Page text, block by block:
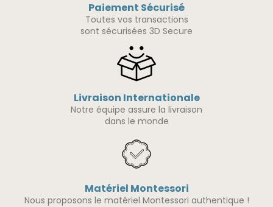
Paiement Sécurisé
Toutes vos transactions
sont sécurisées 3D Secure
Livraison Internationale
Notre équipe assure la livraison
dans le monde
Matériel Montessori
Nous proposons le matériel Montessori authentique !